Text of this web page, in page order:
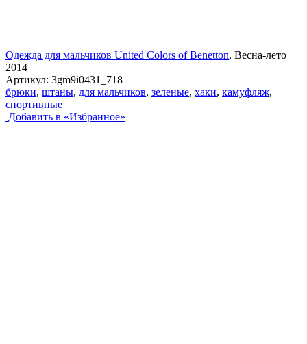
Одежда для мальчиков United Colors of Benetton, Весна-лето
2014
Артикул: 3gm9i0431_718
брюки, штаны, для мальчиков, зеленые, хаки, камуфляж,
спортивные
Добавить в «Избранное»